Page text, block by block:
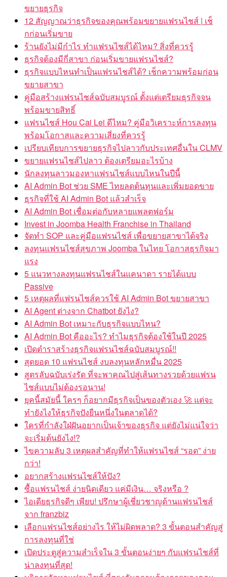
ขยายธุรกิจ
12 สัญญาณว่าธุรกิจของคุณพร้อมขยายแฟรนไชส์ | เช็
กก่อนเริ่มขาย
ร้านยังไม่มีกำไร ทำแฟรนไชส์ได้ไหม? สิ่งที่ควรรู้
ธุรกิจต้องมีกี่สาขา ก่อนเริ่มขายแฟรนไชส์?
ธุรกิจแบบไหนทำเป็นแฟรนไชส์ได้? เช็กความพร้อมก่อน
ขยายสาขา
คู่มือสร้างแฟรนไชส์ฉบับสมบูรณ์ ตั้งแต่เตรียมธุรกิจจน
พร้อมขายสิทธิ์
แฟรนไชส์ Hou Cai Lei ดีไหม? คู่มือวิเคราะห์การลงทุน
พร้อมโอกาสและความเสี่ยงที่ควรรู้
เปรียบเทียบการขยายธุรกิจไปลาวกับประเทศอื่นใน CLMV
ขยายแฟรนไชส์ไปลาว ต้องเตรียมอะไรบ้าง
นักลงทุนลาวมองหาแฟรนไชส์แบบไหนในปีนี้
AI Admin Bot ช่วย SME ไทยลดต้นทุนและเพิ่มยอดขาย
ธุรกิจที่ใช้ AI Admin Bot แล้วสำเร็จ
AI Admin Bot เชื่อมต่อกับหลายแพลตฟอร์ม
Invest in Joomba Health Franchise in Thailand
จัดทำ SOP และคู่มือแฟรนไชส์ เพื่อขยายสาขาได้จริง
ลงทุนแฟรนไชส์สุขภาพ Joomba ในไทย โอกาสธุรกิจมา
แรง
5 แนวทางลงทุนแฟรนไชส์ในแคนาดา รายได้แบบ
Passive
5 เหตุผลที่แฟรนไชส์ควรใช้ AI Admin Bot ขยายสาขา
AI Agent ต่างจาก Chatbot ยังไง?
AI Admin Bot เหมาะกับธุรกิจแบบไหน?
AI Admin Bot คืออะไร? ทำไมธุรกิจต้องใช้ในปี 2025
เปิดตำราสร้างธุรกิจแฟรนไชส์ฉบับสมบูรณ์!!
สุดยอด 10 แฟรนไชส์ งบลงทุนหลักหมื่น 2025
สูตรลับฉบับเร่งรัด ที่จะพาคุณไปสู่เส้นทางรวยด้วยแฟรน
ไชส์แบบไม่ต้องรอนาน!
ยุคนี้สมัยนี้ ใครๆ ก็อยากมีธุรกิจเป็นของตัวเอง 🚀 แต่จะ
ทำยังไงให้ธุรกิจปังยืนหนึ่งในตลาดได้?
ใครที่กำลังใฝ่ฝันอยากเป็นเจ้าของธุรกิจ แต่ยังไม่แน่ใจว่า
จะเริ่มต้นยังไง!?
ไขความลับ 3 เหตุผลสำคัญที่ทำให้แฟรนไชส์ “รอด” ง่าย
กว่า!
อยากสร้างแฟรนไชส์ให้ปัง?
ซื้อแฟรนไชส์ ง่ายนิดเดียว แค่มีเงิน… จริงหรือ ?
ไอเดียธุรกิจดีๆ เพียบ! ปรึกษาผู้เชี่ยวชาญด้านแฟรนไชส์
จาก franzbiz
เลือกแฟรนไชส์อย่างไร ให้ไม่ผิดพลาด? 3 ขั้นตอนสำคัญสู่
การลงทุนที่ใช่
เปิดประตูสู่ความสำเร็จใน 3 ขั้นตอนง่ายๆ กับแฟรนไชส์ที่
น่าลงทุนที่สุด!